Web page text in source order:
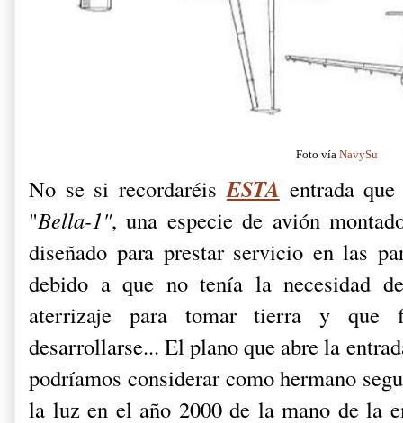
Foto víaNavySu
No se si recordaréisESTA entrada
"Bella-1", una especie de avión
diseñado para prestar servicio en las
debido a que no tenía la necesidad
aterrizaje para tomar tierra y que
desarrollarse... El plano que abre la
podríamos considerar como hermano
la luz en el año 2000 de la mano de la